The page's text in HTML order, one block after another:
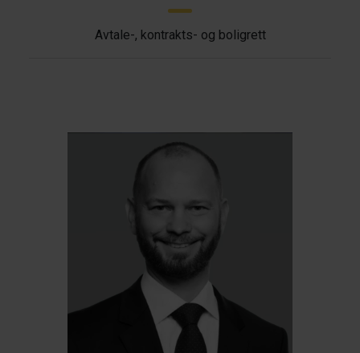
Avtale-, kontrakts- og boligrett